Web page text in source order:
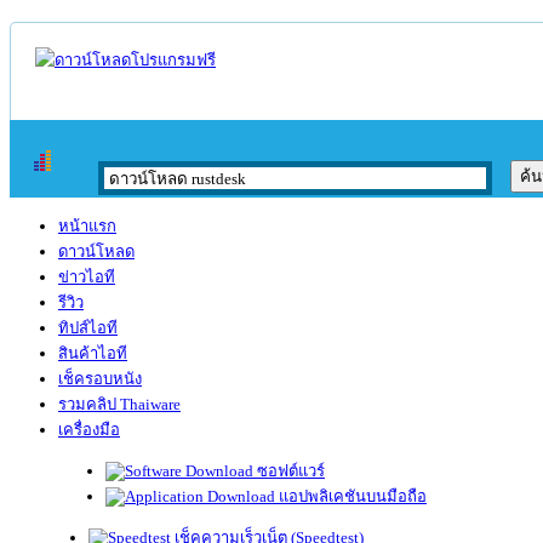
หน้าแรก
ดาวน์โหลด
ข่าวไอที
รีวิว
ทิปส์ไอที
สินค้าไอที
เช็ครอบหนัง
รวมคลิป Thaiware
เครื่องมือ
ซอฟต์แวร์
แอปพลิเคชันบนมือถือ
เช็คความเร็วเน็ต (Speedtest)